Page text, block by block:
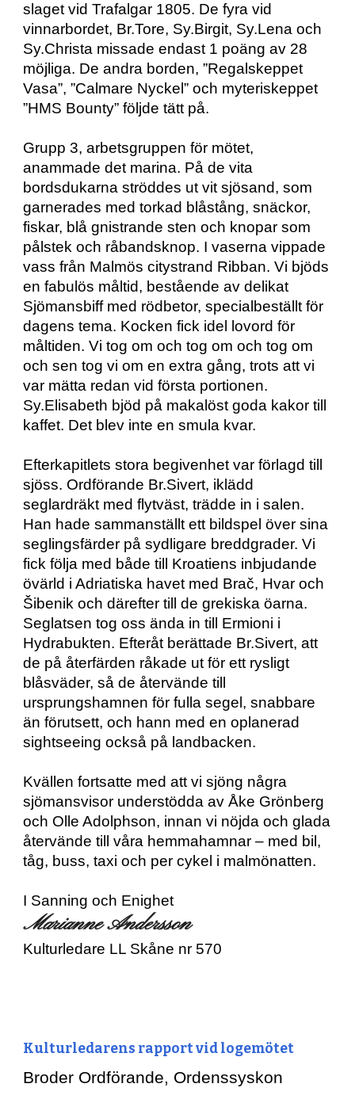
slaget vid Trafalgar 1805. De fyra vid
vinnarbordet, Br.Tore, Sy.Birgit, Sy.Lena och
Sy.Christa missade endast 1 poäng av 28
möjliga. De andra borden, ”Regalskeppet
Vasa”, ”Calmare Nyckel” och myteriskeppet
”HMS Bounty” följde tätt på.
Grupp 3, arbetsgruppen för mötet,
anammade det marina. På de vita
bordsdukarna ströddes ut vit sjösand, som
garnerades med torkad blåstång, snäckor,
fiskar, blå gnistrande sten och knopar som
pålstek och råbandsknop. I vaserna vippade
vass från Malmös citystrand Ribban. Vi bjöds
en fabulös måltid, bestående av delikat
Sjömansbiff med rödbetor, specialbeställt för
dagens tema. Kocken fick idel lovord för
måltiden. Vi tog om och tog om och tog om
och sen tog vi om en extra gång, trots att vi
var mätta redan vid första portionen.
Sy.Elisabeth bjöd på makalöst goda kakor till
kaffet. Det blev inte en smula kvar.
Efterkapitlets stora begivenhet var förlagd till
sjöss. Ordförande Br.Sivert, iklädd
seglardräkt med flytväst, trädde in i salen.
Han hade sammanställt ett bildspel över sina
seglingsfärder på sydligare breddgrader. Vi
fick följa med både till Kroatiens inbjudande
övärld i Adriatiska havet med Brač, Hvar och
Šibenik och därefter till de grekiska öarna.
Seglatsen tog oss ända in till Ermioni i
Hydrabukten. Efteråt berättade Br.Sivert, att
de på återfärden råkade ut för ett rysligt
blåsväder, så de återvände till
ursprungshamnen för fulla segel, snabbare
än förutsett, och hann med en oplanerad
sightseeing också på landbacken.
Kvällen fortsatte med att vi sjöng några
sjömansvisor understödda av Åke Grönberg
och Olle Adolphson, innan vi nöjda och glada
återvände till våra hemmahamnar – med bil,
tåg, buss, taxi och per cykel i malmönatten.
I Sanning och Enighet
Marianne Andersson
Kulturledare LL Skåne nr 570
Kulturledarens rapport vid logemötet
Broder Ordförande, Ordenssyskon